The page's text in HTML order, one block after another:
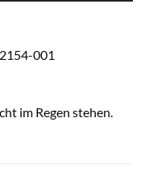
001
im Regen stehen.